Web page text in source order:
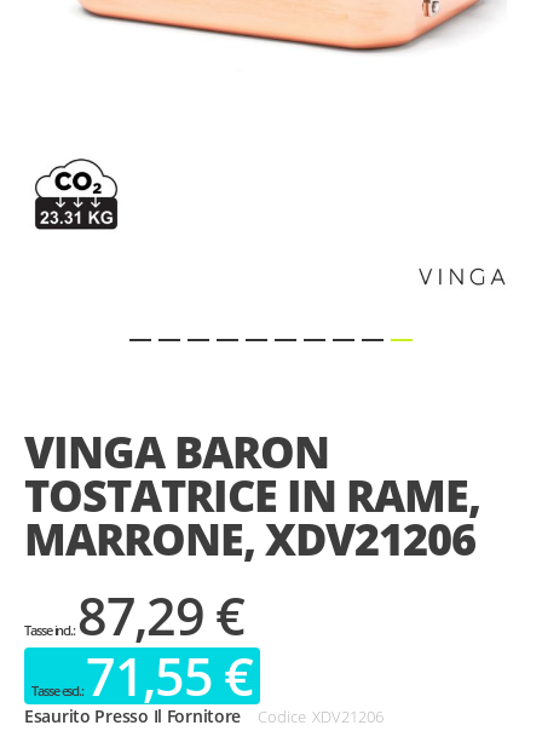
beginning
of
the
images
gallery
VINGA BARON
TOSTATRICE IN RAME,
MARRONE, XDV21206
87,29 €
71,55 €
Esaurito Presso Il Fornitore Codice XDV21206